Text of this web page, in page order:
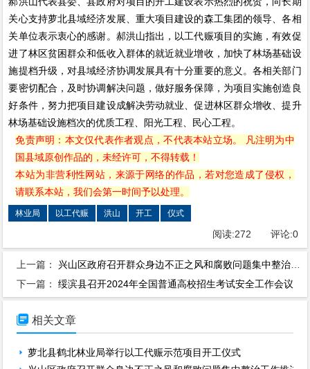
关心支持萝北县域经济发展、重大项目建设的森工集团的领导、各相
关单位表示衷心的感谢。郝洪山指出，以工代赈项目的实施，有效促
进了林区贫困群众和低收入群体的就近就业增收，加快了林场基础设
施提档升级，对县域经济协调发展具有十分重要的意义。各相关部门
要密切配合，及时协调解决问题，做好服务保障，为项目实施创造良
好条件，努力把项目建设成解决劳动就业、促进林区群众增收、提升
林场基础设施档次的优质工程、阳光工程、民心工程。
免责声明：本文仅代表作者观点，不代表本站立场。 凡注明为中
国县域原创作品的，未经许可，不得转载！
本站为非营利性网站，来源于网络的作品，若对您造成了侵权，
请联系本站，我们会第一时间予以处理。
林业局 以工代赈 洪山 开工 仪式
阅读:272 评论:0
上一篇： 兴山区政府召开群众身边不正之风和腐败问题集中整治工作推进会
下一篇：绥滨县召开2024年全国普通高校招生考试安全工作会议
 相关文章
萝北县鹤北林业局举行以工代赈示范项目开工仪式